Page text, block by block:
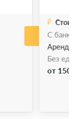
С
Без
от